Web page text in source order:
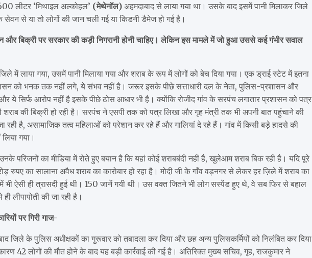
लीटर ‘मिथाइल अल्कोहल’ (मेथेनॉल) अहमदाबाद से लाया गया था। उसके बाद इसमें पानी मिलाकर जिले
से या तो लोगों की जान चली गई या किडनी डैमेज हो गई है।
और बिक्री पर सरकार की कड़ी निगरानी होनी चाहिए। लेकिन इस मामले में जो हुआ उससे कई गंभीर सवाल
में लाया गया, उसमें पानी मिलाया गया और शराब के रूप में लोगों को बेच दिया गया। एक ड्राई स्टेट में इतना
को भनक तक नहीं लगे, ये संभव नहीं है। जरूर इसके पीछे सत्ताधारी दल के नेता, पुलिस-प्रशासन और
ये सिर्फ आरोप नहीं है इसके पीछे ठोस आधार भी है। क्योंकि रोजीद गांव के सरपंच लगातार प्रशासन को पत्र
की बिक्री हो रही है। सरपंच ने एसपी तक को पत्र लिखा और गृह मंत्री तक भी अपनी बात पहुंचाने की
है, असामाजिक तत्व महिलाओं को परेशान कर रहे हैं और गालियां दे रहे हैं। गांव में किसी बड़े हादसे की
गया।
परिजनों का मीडिया में रोते हुए बयान है कि यहां कोई शराबबंदी नहीं है, खुलेआम शराब बिक रही है। यदि पूरे
रुपए का सालाना अवैध शराब का कारोबार हो रहा है। मोदी जी के गाँव वड़नगर से लेकर हर ज़िले में शराब का
ऐसी ही त्रासदी हुई थी। 150 जानें गयी थी। उस वक्त जितने भी लोग सस्पेंड हुए थे, वे सब फिर से बहाल
लीपापोती की जा रही है।
पर गिरी गाज-
जिले के पुलिस अधीक्षकों का गुरूवार को तबादला कर दिया और छह अन्य पुलिसकर्मियों को निलंबित कर दिया
42 लोगों की मौत होने के बाद यह बड़ी कार्रवाई की गई है। अतिरिक्त मुख्य सचिव, गृह, राजकुमार ने